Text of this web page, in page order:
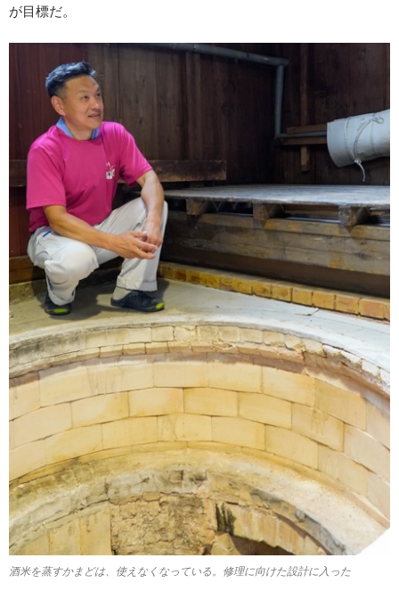
が目標だ。
酒米を蒸すかまどは、使えなくなっている。修理に向けた設計に入った